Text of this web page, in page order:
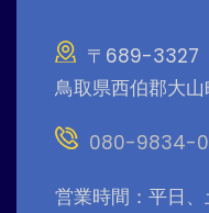
〒689-3327
鳥取県西伯郡大
080-9834-
営業時間：平日